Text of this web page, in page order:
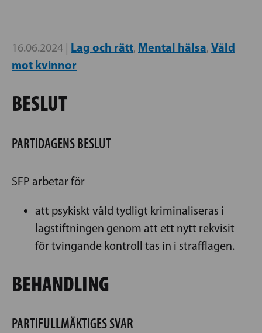
16.06.2024 | Lag och rätt, Mental hälsa, Våld
mot kvinnor
BESLUT
PARTIDAGENS BESLUT
SFP arbetar för
att psykiskt våld tydligt kriminaliseras i
lagstiftningen genom att ett nytt rekvisit
för tvingande kontroll tas in i strafflagen.
BEHANDLING
PARTIFULLMÄKTIGES SVAR